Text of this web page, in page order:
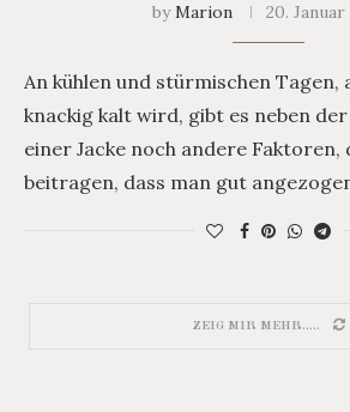
byMarion 20. Januar
An kühlen und stürmischen Tagen,
knackig kalt wird, gibt es neben
einer Jacke noch andere Faktoren,
beitragen, dass man gut
ZEIG MIR MEHR.....